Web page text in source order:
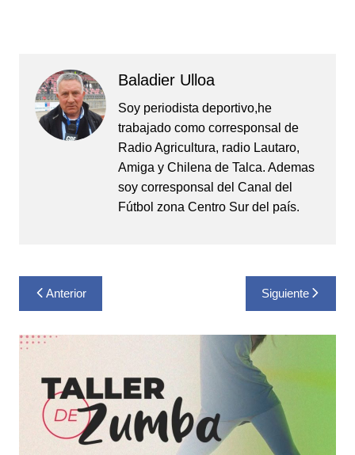
Baladier Ulloa
Soy periodista deportivo,he
trabajado como corresponsal de
Radio Agricultura, radio Lautaro,
Amiga y Chilena de Talca. Ademas
soy corresponsal del Canal del
Fútbol zona Centro Sur del país.
Navegación
de
entradas
Anterior Siguiente